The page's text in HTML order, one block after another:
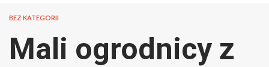
BEZ KATEGORII
Mali ogrodnicy z